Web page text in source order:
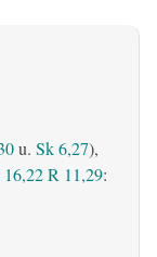
u. Sk 6,27),
16,22R 11,29: